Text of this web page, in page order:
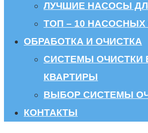
ЛУЧШИЕ НАСОСЫ
ТОП – 10
ОБРАБОТКА И ОЧИСТКА
СИСТЕМЫ ОЧИСТКИ
КВАРТИРЫ
ВЫБОР СИСТЕМЫ
КОНТАКТЫ